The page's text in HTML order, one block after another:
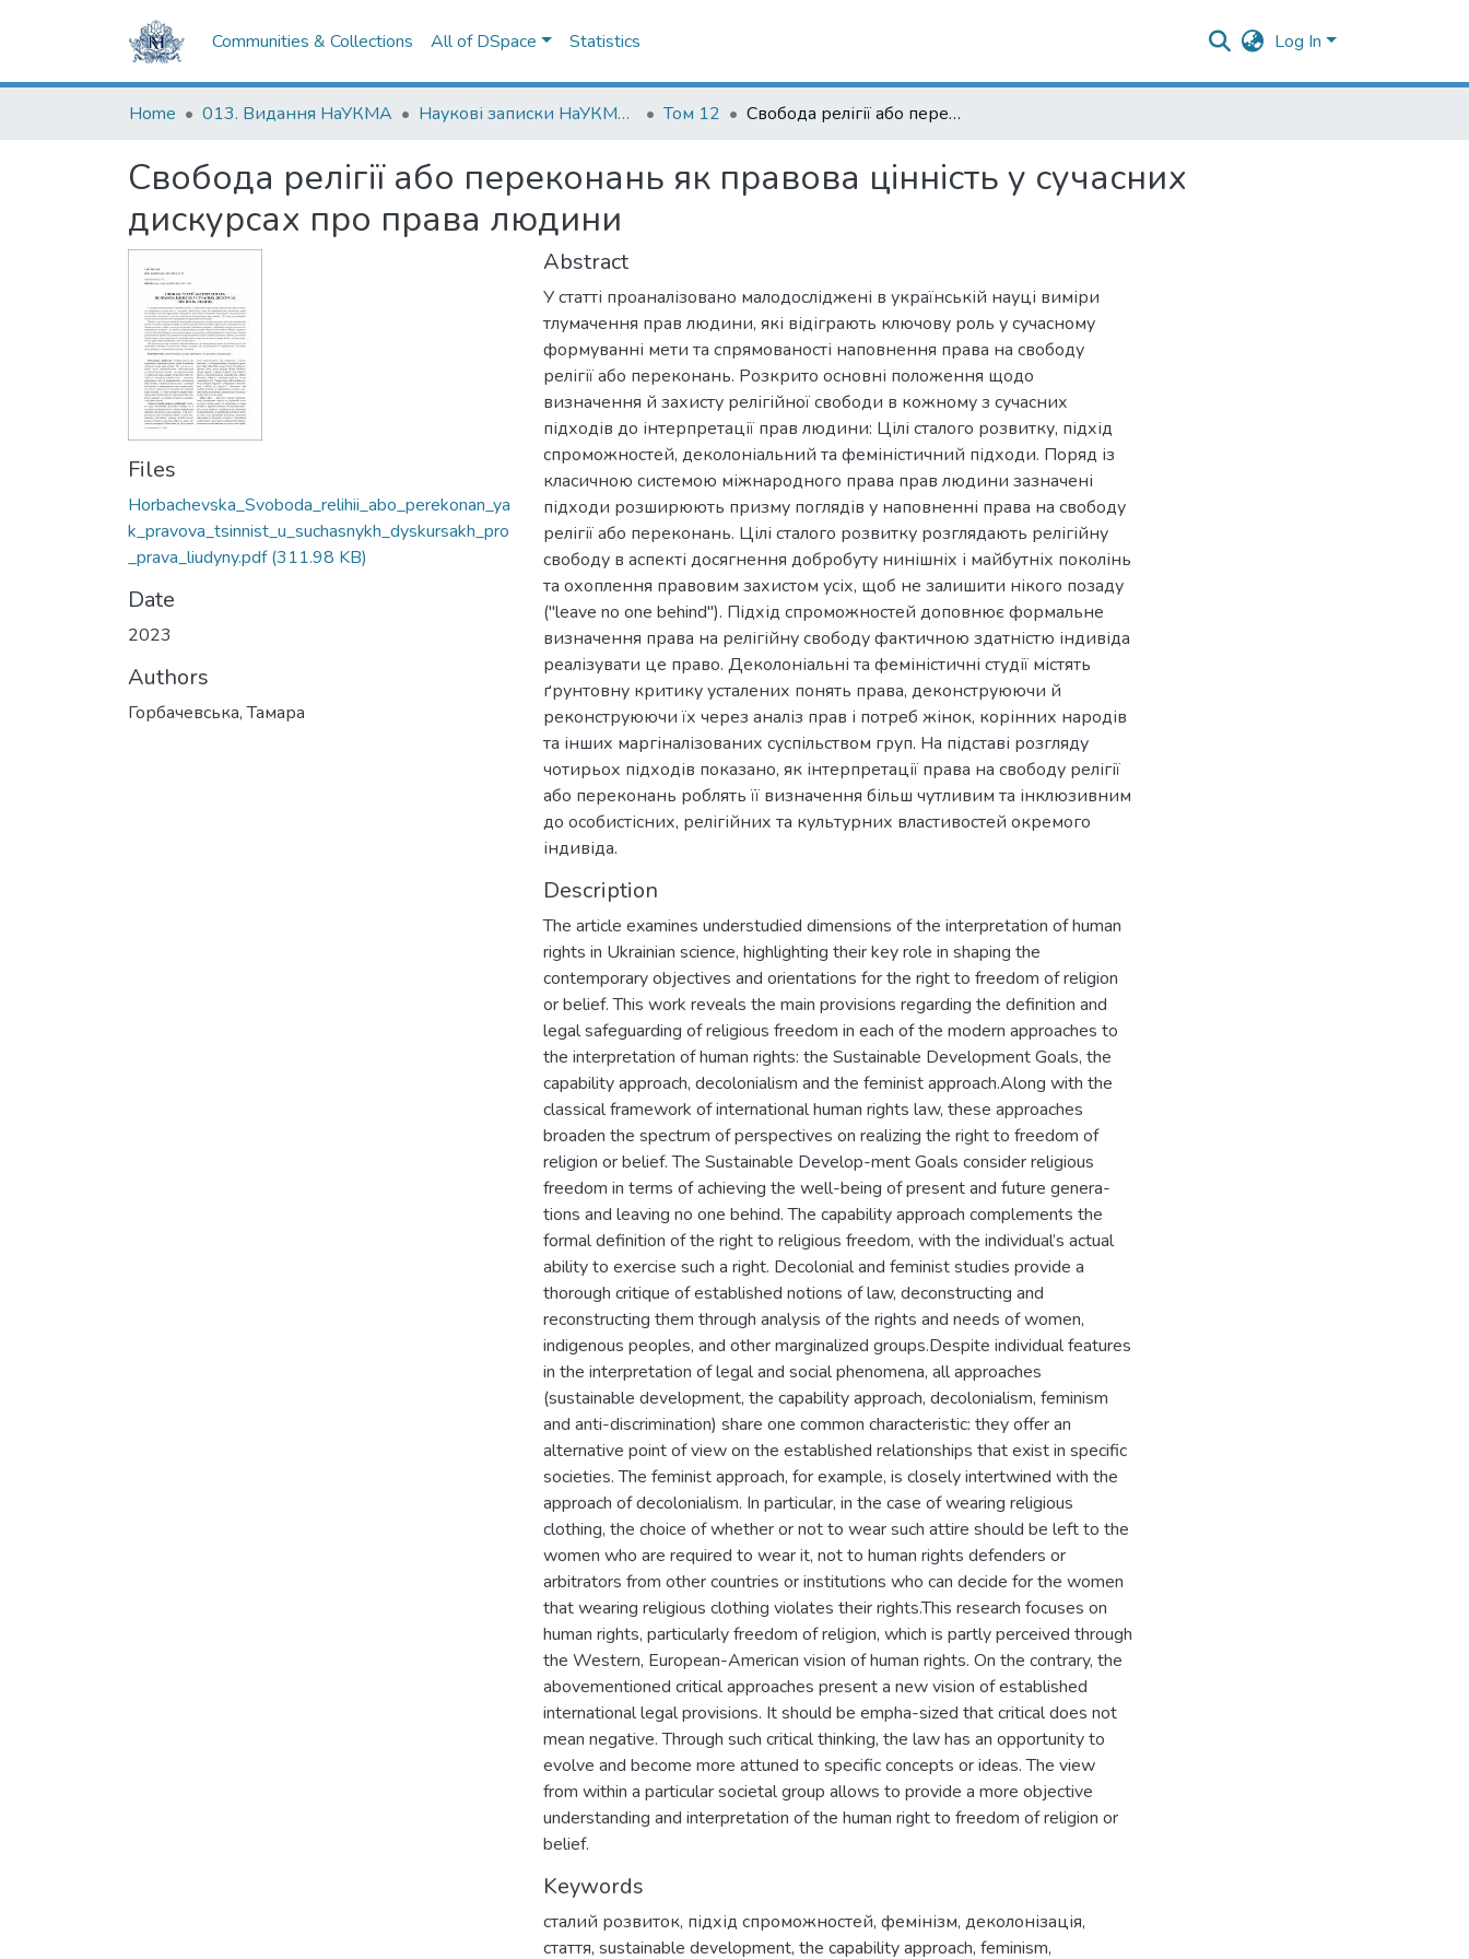
Communities & Collections All of DSpace Statistics Log In
Home 013. Видання НаУКМА Наукові записки НаУКМА. Юридичні науки Том 12 Свобода релігії або переконань як правова цінність у сучасних дискурсах про права людини
Свобода релігії або переконань як правова цінність у сучасних
дискурсах про права людини
Files
Horbachevska_Svoboda_relihii_abo_perekonan_ya
k_pravova_tsinnist_u_suchasnykh_dyskursakh_pro
_prava_liudyny.pdf(311.98 KB)
Date
2023
Authors
Горбачевська, Тамара
Abstract
У статті проаналізовано малодосліджені в українській науці виміри
тлумачення прав людини, які відіграють ключову роль у сучасному
формуванні мети та спрямованості наповнення права на свободу
релігії або переконань. Розкрито основні положення щодо
визначення й захисту релігійної свободи в кожному з сучасних
підходів до інтерпретації прав людини: Цілі сталого розвитку, підхід
спроможностей, деколоніальний та феміністичний підходи. Поряд із
класичною системою міжнародного права прав людини зазначені
підходи розширюють призму поглядів у наповненні права на свободу
релігії або переконань. Цілі сталого розвитку розглядають релігійну
свободу в аспекті досягнення добробуту нинішніх і майбутніх поколінь
та охоплення правовим захистом усіх, щоб не залишити нікого позаду
("leave no one behind"). Підхід спроможностей доповнює формальне
визначення права на релігійну свободу фактичною здатністю індивіда
реалізувати це право. Деколоніальні та феміністичні студії містять
ґрунтовну критику усталених понять права, деконструюючи й
реконструюючи їх через аналіз прав і потреб жінок, корінних народів
та інших маргіналізованих суспільством груп. На підставі розгляду
чотирьох підходів показано, як інтерпретації права на свободу релігії
або переконань роблять її визначення більш чутливим та інклюзивним
до особистісних, релігійних та культурних властивостей окремого
індивіда.
Description
The article examines understudied dimensions of the interpretation of human
rights in Ukrainian science, highlighting their key role in shaping the
contemporary objectives and orientations for the right to freedom of religion
or belief. This work reveals the main provisions regarding the definition and
legal safeguarding of religious freedom in each of the modern approaches to
the interpretation of human rights: the Sustainable Development Goals, the
capability approach, decolonialism and the feminist approach.Along with the
classical framework of international human rights law, these approaches
broaden the spectrum of perspectives on realizing the right to freedom of
religion or belief. The Sustainable Develop-ment Goals consider religious
freedom in terms of achieving the well-being of present and future genera-
tions and leaving no one behind. The capability approach complements the
formal definition of the right to religious freedom, with the individual’s actual
ability to exercise such a right. Decolonial and feminist studies provide a
thorough critique of established notions of law, deconstructing and
reconstructing them through analysis of the rights and needs of women,
indigenous peoples, and other marginalized groups.Despite individual features
in the interpretation of legal and social phenomena, all approaches
(sustainable development, the capability approach, decolonialism, feminism
and anti-discrimination) share one common characteristic: they offer an
alternative point of view on the established relationships that exist in specific
societies. The feminist approach, for example, is closely intertwined with the
approach of decolonialism. In particular, in the case of wearing religious
clothing, the choice of whether or not to wear such attire should be left to the
women who are required to wear it, not to human rights defenders or
arbitrators from other countries or institutions who can decide for the women
that wearing religious clothing violates their rights.This research focuses on
human rights, particularly freedom of religion, which is partly perceived through
the Western, European-American vision of human rights. On the contrary, the
abovementioned critical approaches present a new vision of established
international legal provisions. It should be empha-sized that critical does not
mean negative. Through such critical thinking, the law has an opportunity to
evolve and become more attuned to specific concepts or ideas. The view
from within a particular societal group allows to provide a more objective
understanding and interpretation of the human right to freedom of religion or
belief.
Keywords
сталий розвиток, підхід спроможностей, фемінізм, деколонізація,
стаття, sustainable development, the capability approach, feminism,